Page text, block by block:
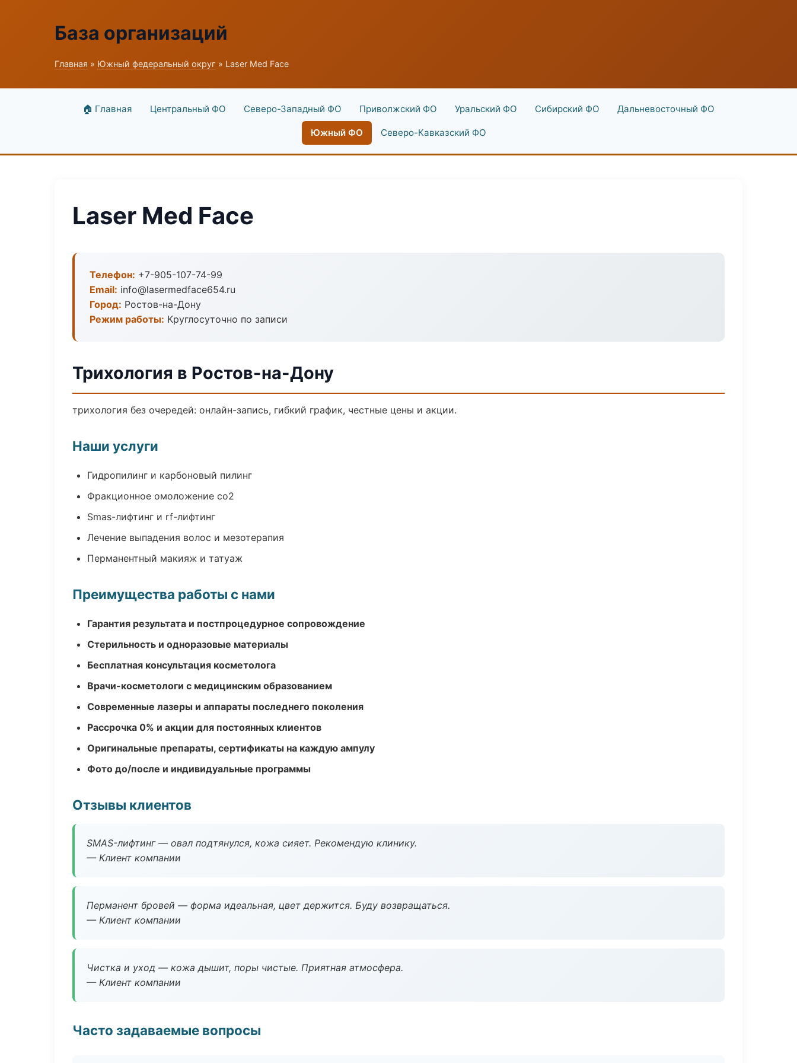
База организаций
Главная » Южный федеральный округ » Laser Med Face
🏠 Главная Центральный ФО Северо-Западный ФО Приволжский ФО Уральский ФО Сибирский ФО Дальневосточный ФО
Южный ФО Северо-Кавказский ФО
Laser Med Face
Телефон: +7-905-107-74-99
Email: info@lasermedface654.ru
Город: Ростов-на-Дону
Режим работы: Круглосуточно по записи
Трихология в Ростов-на-Дону
трихология без очередей: онлайн-запись, гибкий график, честные цены и акции.
Наши услуги
Гидропилинг и карбоновый пилинг
Фракционное омоложение co2
Smas-лифтинг и rf-лифтинг
Лечение выпадения волос и мезотерапия
Перманентный макияж и татуаж
Преимущества работы с нами
Гарантия результата и постпроцедурное сопровождение
Стерильность и одноразовые материалы
Бесплатная консультация косметолога
Врачи-косметологи с медицинским образованием
Современные лазеры и аппараты последнего поколения
Рассрочка 0% и акции для постоянных клиентов
Оригинальные препараты, сертификаты на каждую ампулу
Фото до/после и индивидуальные программы
Отзывы клиентов
SMAS-лифтинг — овал подтянулся, кожа сияет. Рекомендую клинику.
— Клиент компании
Перманент бровей — форма идеальная, цвет держится. Буду возвращаться.
— Клиент компании
Чистка и уход — кожа дышит, поры чистые. Приятная атмосфера.
— Клиент компании
Часто задаваемые вопросы